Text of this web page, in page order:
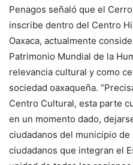
Penagos señaló que el
inscribe dentro del Centro
Oaxaca, actualmente
Patrimonio Mundial de la
relevancia cultural y como
sociedad oaxaqueña.
Centro Cultural, esta parte
en un momento dado,
ciudadanos del municipio de
ciudadanos que integran el